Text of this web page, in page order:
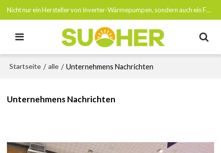
Nicht nur ein Hersteller von Inverter-Wärmepumpen, sondern auch ein Förderer von Netto-Null-Emissionen bis 2050
Startseite / alle / Unternehmens Nachrichten
Unternehmens Nachrichten